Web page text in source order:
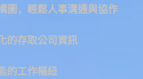
圖，輕鬆人事溝通與協作
的存取公司資訊
的工作樞紐